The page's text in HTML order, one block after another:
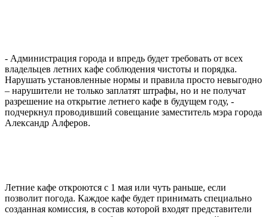
- Администрация города и впредь будет требовать от всех
владельцев летних кафе соблюдения чистоты и порядка.
Нарушать установленные нормы и правила просто невыгодно
– нарушители не только заплатят штрафы, но и не получат
разрешение на открытие летнего кафе в будущем году, -
подчеркнул проводивший совещание заместитель мэра города
Александр Алферов.
Летние кафе откроются с 1 мая или чуть раньше, если
позволит погода. Каждое кафе будет принимать специально
созданная комиссия, в состав которой входят представители